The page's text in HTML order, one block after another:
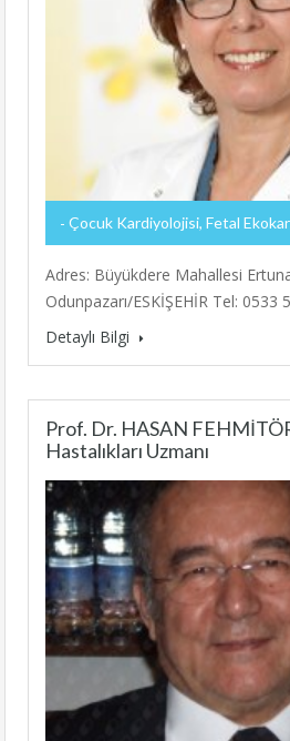
Çocuk Kardiyolojisi, Fetal
Adres: Büyükdere Mahallesi
Odunpazarı/ESKİŞEHİR Tel: 0533
Detaylı Bilgi
Prof. Dr. HASAN
Hastalıkları Uzmanı